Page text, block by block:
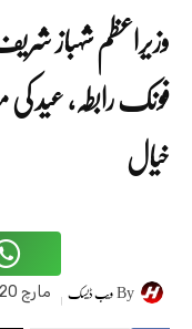
وزیراعظم شہباز
فونک رابطہ، عید کی
خیال
Byویب ڈیسک مارچ 20, 2026